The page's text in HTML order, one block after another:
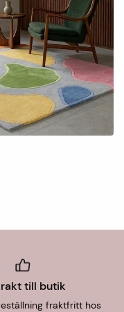
till butik
fraktfritt hos